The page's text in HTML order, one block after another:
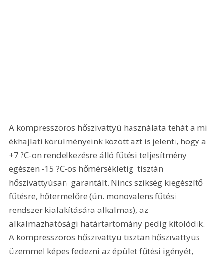
A kompresszoros hőszivattyú használata tehát a mi
ékhajlati körülményeink között azt is jelenti, hogy a
+7 ?C-on rendelkezésre álló fűtési teljesítmény
egészen -15 ?C-os hőmérsékletig  tisztán
hőszivattyúsan  garantált. Nincs szikség kiegészítő
fűtésre, hőtermelőre (ún. monovalens fűtési
rendszer kialakítására alkalmas), az
alkalmazhatósági határtartomány pedig kitolódik.
A kompresszoros hőszivattyú tisztán hőszivattyús
üzemmel képes fedezni az épület fűtési igényét,